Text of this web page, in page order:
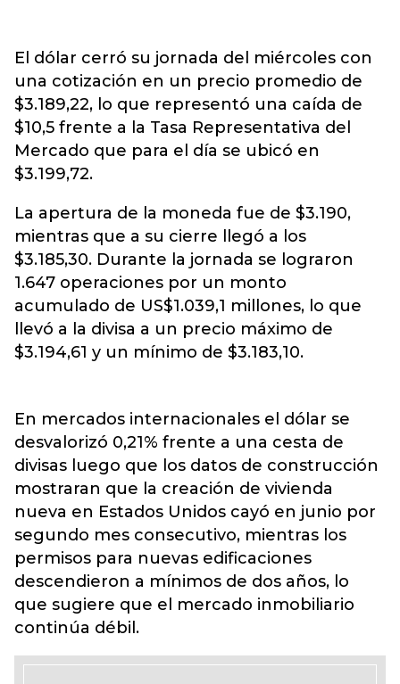
El dólar cerró su jornada del miércoles con
una cotización en un precio promedio de
$3.189,22, lo que representó una caída de
$10,5 frente a la Tasa Representativa del
Mercado que para el día se ubicó en
$3.199,72.
La apertura de la moneda fue de $3.190,
mientras que a su cierre llegó a los
$3.185,30. Durante la jornada se lograron
1.647 operaciones por un monto
acumulado de US$1.039,1 millones, lo que
llevó a la divisa a un precio máximo de
$3.194,61 y un mínimo de $3.183,10.
En mercados internacionales el dólar se
desvalorizó 0,21% frente a una cesta de
divisas luego que los datos de construcción
mostraran que la creación de vivienda
nueva en Estados Unidos cayó en junio por
segundo mes consecutivo, mientras los
permisos para nuevas edificaciones
descendieron a mínimos de dos años, lo
que sugiere que el mercado inmobiliario
continúa débil.